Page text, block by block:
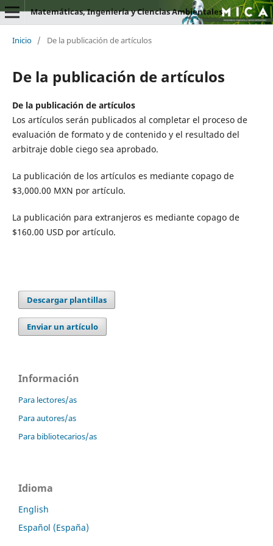
Matemáticas, Ingeniería y Ciencias Ambientales
Inicio / De la publicación de artículos
De la publicación de artículos
De la publicación de artículos
Los artículos serán publicados al completar el proceso de
evaluación de formato y de contenido y el resultado del
arbitraje doble ciego sea aprobado.
La publicación de los artículos es mediante copago de
$3,000.00 MXN por artículo.
La publicación para extranjeros es mediante copago de
$160.00 USD por artículo.
Descargar plantillas
Enviar un artículo
Información
Para lectores/as
Para autores/as
Para bibliotecarios/as
Idioma
English
Español (España)